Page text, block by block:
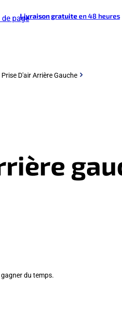
page
Livraison gratuiteen 48 heures
Prise D'air Arrière Gauche
du temps.